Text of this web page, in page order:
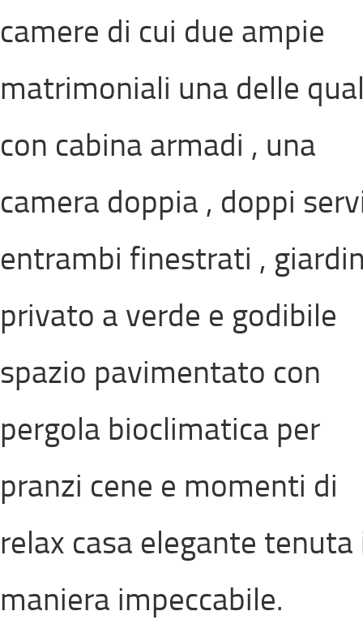
camere di cui due ampie
matrimoniali una delle
con cabina armadi , una
camera doppia , doppi
entrambi finestrati ,
privato a verde e godibile
spazio pavimentato con
pergola bioclimatica per
pranzi cene e momenti di
relax casa elegante tenuta
maniera impeccabile.